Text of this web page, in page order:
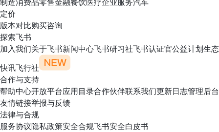
定价
版本对比购买咨询
探索飞书
加入我们关于飞书新闻中心飞书研习社飞书认证官公益计划生态
快讯飞行社
合作与支持
帮助中心开放平台应用目录合作伙伴联系我们更新日志管理后台
友情链接举报与反馈
法律与合规
服务协议隐私政策安全合规飞书安全白皮书